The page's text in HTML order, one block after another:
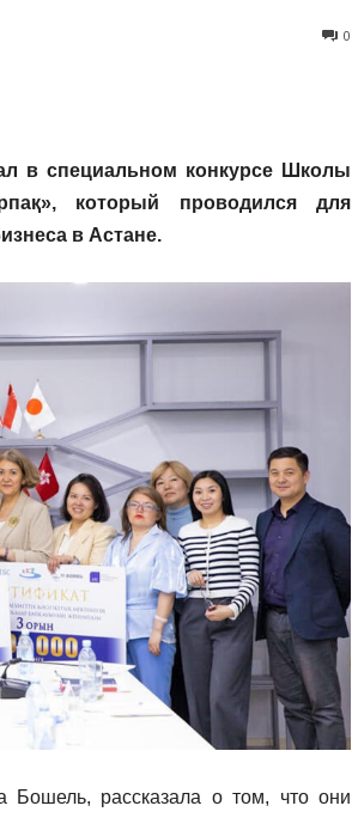
0
в специальном конкурсе Школы
который проводился для
в Астане.
Бошель, рассказала о том, что они